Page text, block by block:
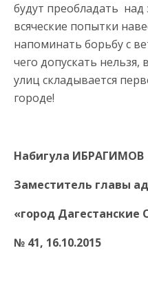
будут преобладать
всяческие попытки
напоминать борьбу с
чего допускать
улиц складывается
городе!
Набигула ИБРАГИМОВ
Заместитель главы
«город Дагестанские
№ 41, 16.10.2015